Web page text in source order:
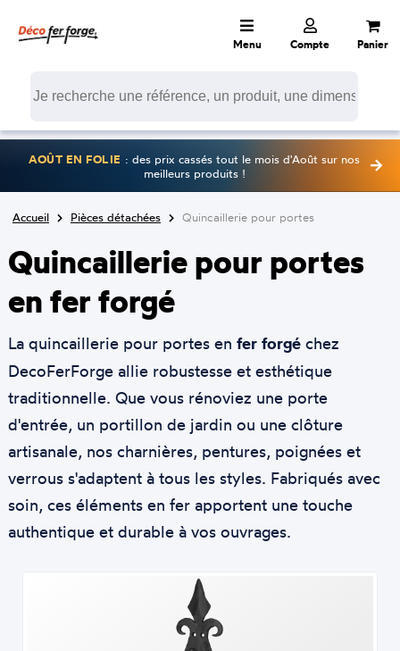
Menu Compte Panier
AOÛT EN FOLIE : des prix cassés tout le mois d'Août sur nos
meilleurs produits !
Accueil Pièces détachées Quincaillerie pour portes
Quincaillerie pour portes
en fer forgé
La quincaillerie pour portes en fer forgéchez
DecoFerForge allie robustesse et esthétique
traditionnelle. Que vous rénoviez une porte
d'entrée, un portillon de jardin ou une clôture
artisanale, nos charnières, pentures, poignées et
verrous s'adaptent à tous les styles. Fabriqués avec
soin, ces éléments en fer apportent une touche
authentique et durable à vos ouvrages.